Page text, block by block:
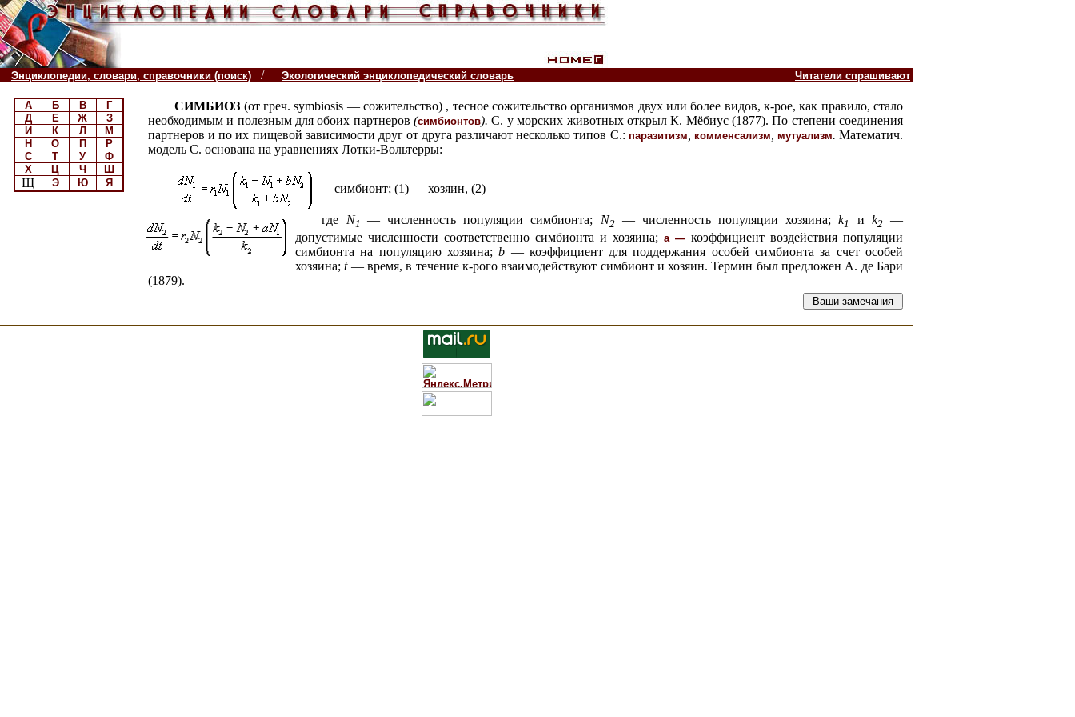
Энциклопедии, словари, справочники (поиск) / Экологический энциклопедический словарь Читатели спрашивают
А Б В
Г
Д
Е Ж
З
И
К Л
М
Н
О П
Р
С
Т У
Ф
Х
Ц Ч Ш
Щ Э Ю Я
СИМБИОЗ (от греч. symbiosis — сожительство) , тесное сожительство организмов двух или более видов, к-рое, как правило, стало
необходимым и полезным для обоих партнеров(симбионтов).С. у морских животных открыл К. Мёбиус (1877). По степени соединения
партнеров и по их пищевой зависимости друг от друга различают несколько типов С.: паразитизм комменсализм мутуализм. Математич.
модель С. основана на уравнениях Лотки-Вольтерры:
— симбионт; (1) — хозяин, (2)
где N1 — численность популяции симбионта; N2 — численность популяции хозяина;k1 и k2
—
допустимые численности соответственно симбионта и хозяина; а — коэффициент воздействия популяции
симбионта на популяцию хозяина;b — коэффициент для поддержания особей симбионта за счет особей
хозяина;t — время, в течение к-рого взаимодействуют симбионт и хозяин. Термин был предложен А. де Бари
(1879).